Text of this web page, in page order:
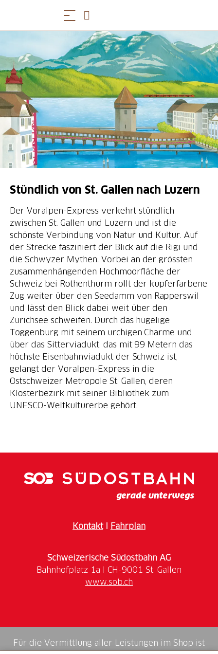
Stündlich von St. Gallen nach Luzern
Der Voralpen-Express verkehrt stündlich
zwischen St. Gallen und Luzern und ist die
schönste Verbindung von Natur und Kultur. Auf
der Strecke fasziniert der Blick auf die Rigi und
die Schwyzer Mythen. Vorbei an der grössten
zusammenhängenden Hochmoorfläche der
Schweiz bei Rothenthurm rollt der kupferfarbene
Zug weiter über den Seedamm von Rapperswil
und lässt den Blick dabei weit über den
Zürichsee schweifen. Durch das hügelige
Toggenburg mit seinem urchigen Charme und
über das Sitterviadukt, das mit 99 Metern das
höchste Eisenbahnviadukt der Schweiz ist,
gelangt der Voralpen-Express in die
Ostschweizer Metropole St. Gallen, deren
Klosterbezirk mit seiner Bibliothek zum
UNESCO-Weltkulturerbe gehört.
KontaktI Fahrplan
Schweizerische Südostbahn AG
www.sob.ch
Für die Vermittlung aller Leistungen im Shop ist